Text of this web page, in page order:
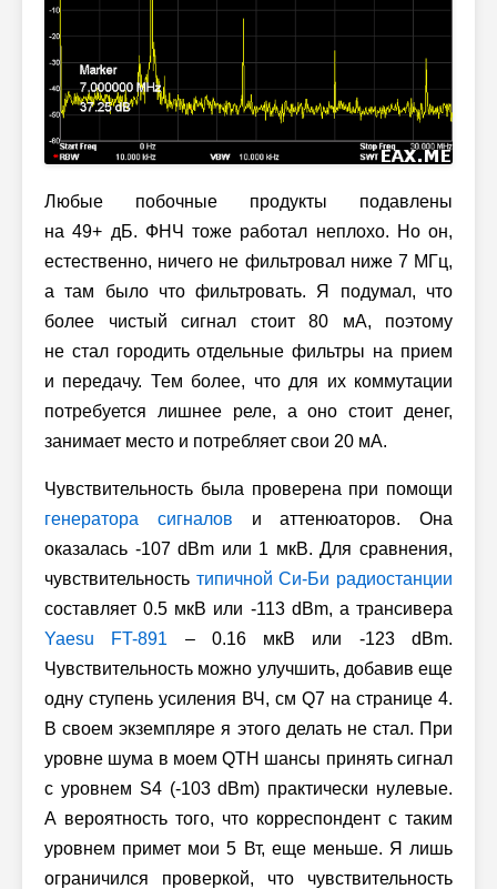
Любые побочные продукты подавлены
на 49+ дБ. ФНЧ тоже работал неплохо. Но он,
естественно, ничего не фильтровал ниже 7 МГц,
а там было что фильтровать. Я подумал, что
более чистый сигнал стоит 80 мА, поэтому
не стал городить отдельные фильтры на прием
и передачу. Тем более, что для их коммутации
потребуется лишнее реле, а оно стоит денег,
занимает место и потребляет свои 20 мА.
Чувствительность была проверена при помощи
генератора сигналов и аттенюаторов. Она
оказалась -107 dBm или 1 мкВ. Для сравнения,
чувствительность типичной Си-Би радиостанции
составляет 0.5 мкВ или -113 dBm, а трансивера
Yaesu FT-891 – 0.16 мкВ или -123 dBm.
Чувствительность можно улучшить, добавив еще
одну ступень усиления ВЧ, см Q7 на странице 4.
В своем экземпляре я этого делать не стал. При
уровне шума в моем QTH шансы принять сигнал
с уровнем S4 (-103 dBm) практически нулевые.
А вероятность того, что корреспондент с таким
уровнем примет мои 5 Вт, еще меньше. Я лишь
ограничился проверкой, что чувствительность